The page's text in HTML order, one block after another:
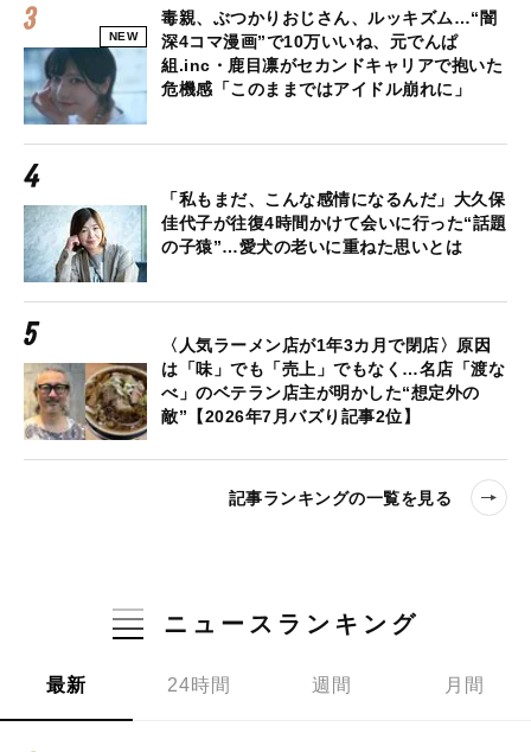
NEW
毒親、ぶつかりおじさん、ルッキズム…“闇
深4コマ漫画”で10万いいね、元でんぱ
組.inc・鹿目凛がセカンドキャリアで抱いた
危機感「このままではアイドル崩れに」
「私もまだ、こんな感情になるんだ」大久保
佳代子が往復4時間かけて会いに行った“話題
の子猿”…愛犬の老いに重ねた思いとは
〈人気ラーメン店が1年3カ月で閉店〉原因
は「味」でも「売上」でもなく…名店「渡な
べ」のベテラン店主が明かした“想定外の
敵”【2026年7月バズり記事2位】
記事ランキングの一覧を見る
ニュースランキング
最新 24時間 週間 月間